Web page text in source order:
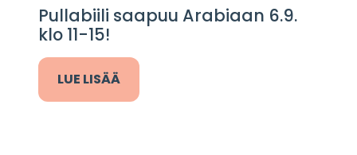
Pullabiili saapuu Arabiaan 6.9.
klo 11-15!
LUE LISÄÄ